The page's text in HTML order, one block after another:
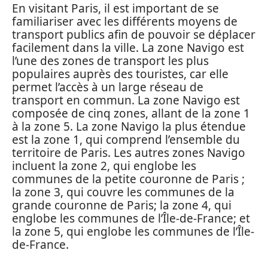
En visitant Paris, il est important de se
familiariser avec les différents moyens de
transport publics afin de pouvoir se déplacer
facilement dans la ville. La zone Navigo est
l’une des zones de transport les plus
populaires auprès des touristes, car elle
permet l’accès à un large réseau de
transport en commun. La zone Navigo est
composée de cinq zones, allant de la zone 1
à la zone 5. La zone Navigo la plus étendue
est la zone 1, qui comprend l’ensemble du
territoire de Paris. Les autres zones Navigo
incluent la zone 2, qui englobe les
communes de la petite couronne de Paris ;
la zone 3, qui couvre les communes de la
grande couronne de Paris; la zone 4, qui
englobe les communes de l’Île-de-France; et
la zone 5, qui englobe les communes de l’Île-
de-France.